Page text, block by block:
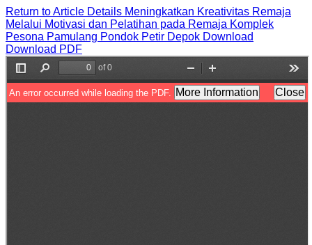
Return to Article Details Meningkatkan Kreativitas Remaja
Melalui Motivasi dan Pelatihan pada Remaja Komplek
Pesona Pamulang Pondok Petir Depok Download
Download PDF